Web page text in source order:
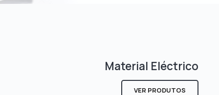
Material Eléctrico
VER PRODUTOS